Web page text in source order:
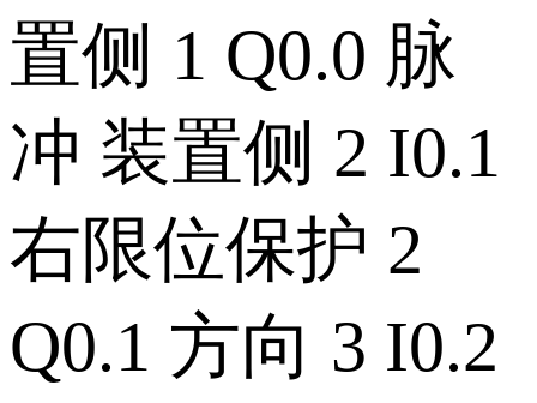
置侧 1 Q0.0 脉
冲 装置侧 2 I0.1
右限位保护 2
Q0.1 方向 3 I0.2